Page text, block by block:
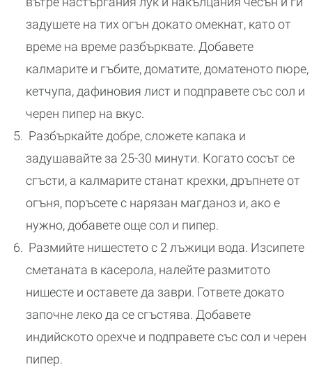
задушете на тих огън докато омекнат, като от
време на време разбърквате. Добавете
калмарите и гъбите, доматите, доматеното пюре,
кетчупа, дафиновия лист и подправете със сол и
черен пипер на вкус.
Разбъркайте добре, сложете капака и
задушавайте за 25-30 минути. Когато сосът се
сгъсти, а калмарите станат крехки, дръпнете от
огъня, поръсете с нарязан магданоз и, ако е
нужно, добавете още сол и пипер.
Размийте нишестето с 2 лъжици вода. Изсипете
сметаната в касерола, налейте размитото
нишесте и оставете да заври. Гответе докато
започне леко да се сгъстява. Добавете
индийското орехче и подправете със сол и черен
пипер.